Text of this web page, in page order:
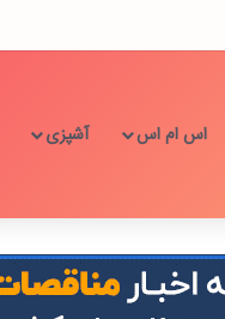
اس ام اس آشپزی